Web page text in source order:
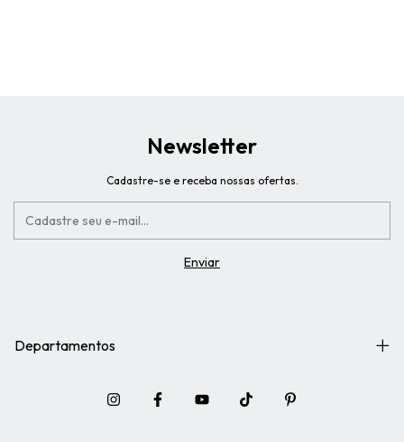
Newsletter
Cadastre-se e receba nossas ofertas.
Departamentos